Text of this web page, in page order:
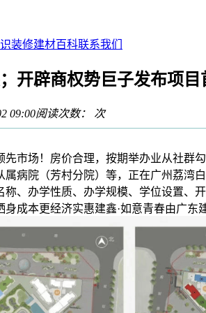
装修建材百科联系我们
开辟商权势巨子发布项目
09:00阅读次数： 次
场！房价合理，按期举办业从社群勾
属病院（芳村分院）等，正在广州荔湾
称、办学性质、办学规模、学位设置、
身成本更经济实惠建鑫·如意青春由广